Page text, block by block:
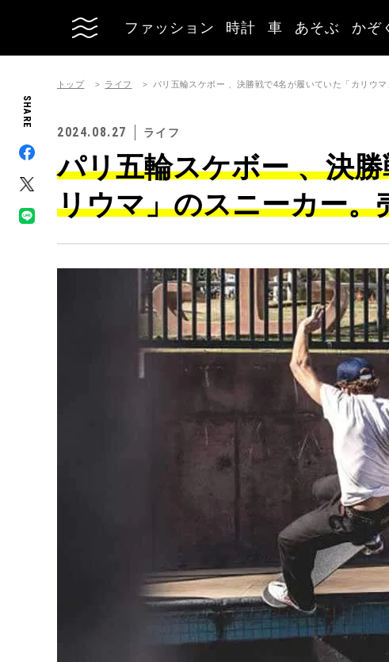
ファッション 時計 車 あそぶ かぞ
SHARE
トップ ライフ パリ五輪スケボー 、決勝戦で4名が履いていた「カリウ
2024.08.27 ライフ
パリ五輪スケボー 、決
リウマ」のスニーカー